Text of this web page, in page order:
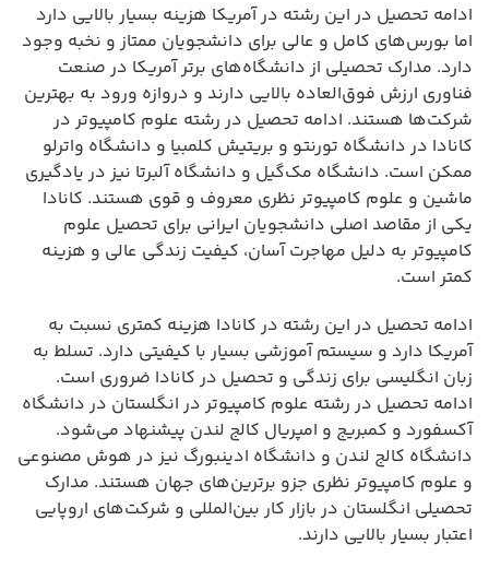
ادامه تحصیل در این رشته در آمریکا هزینه بسیار بالایی دارد
اما بورس‌های کامل و عالی برای دانشجویان ممتاز و نخبه وجود
دارد. مدارک تحصیلی از دانشگاه‌های برتر آمریکا در صنعت
فناوری ارزش فوق‌العاده بالایی دارند و دروازه ورود به بهترین
شرکت‌ها هستند. ادامه تحصیل در رشته علوم کامپیوتر در
کانادا در دانشگاه تورنتو و بریتیش کلمبیا و دانشگاه واترلو
ممکن است. دانشگاه مک‌گیل و دانشگاه آلبرتا نیز در یادگیری
ماشین و علوم کامپیوتر نظری معروف و قوی هستند. کانادا
یکی از مقاصد اصلی دانشجویان ایرانی برای تحصیل علوم
کامپیوتر به دلیل مهاجرت آسان، کیفیت زندگی عالی و هزینه
کمتر است.
ادامه تحصیل در این رشته در کانادا هزینه کمتری نسبت به
آمریکا دارد و سیستم آموزشی بسیار با کیفیتی دارد. تسلط به
زبان انگلیسی برای زندگی و تحصیل در کانادا ضروری است.
ادامه تحصیل در رشته علوم کامپیوتر در انگلستان در دانشگاه
آکسفورد و کمبریج و امپریال کالج لندن پیشنهاد می‌شود.
دانشگاه کالج لندن و دانشگاه ادینبورگ نیز در هوش مصنوعی
و علوم کامپیوتر نظری جزو برترین‌های جهان هستند. مدارک
تحصیلی انگلستان در بازار کار بین‌المللی و شرکت‌های اروپایی
اعتبار بسیار بالایی دارند.